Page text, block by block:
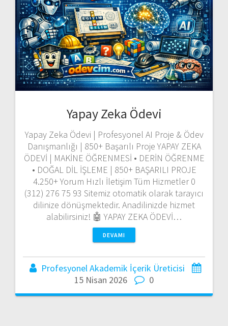
Yapay Zeka Ödevi
Yapay Zeka Ödevi | Profesyonel AI Proje & Ödev
Danışmanlığı | 850+ Başarılı Proje YAPAY ZEKA
ÖDEVİ | MAKİNE ÖĞRENMESİ • DERİN ÖĞRENME
• DOĞAL DİL İŞLEME | 850+ BAŞARILI PROJE
4.250+ Yorum Hızlı İletişim Tüm Hizmetler 0
(312) 276 75 93 Sitemiz otomatik olarak tarayıcı
dilinize dönüşmektedir. Anadilinizde hizmet
alabilirsiniz! 🤖 YAPAY ZEKA ÖDEVİ…
DEVAMI
Profesyonel Akademik İçerik Üreticisi
15 Nisan 2026
0